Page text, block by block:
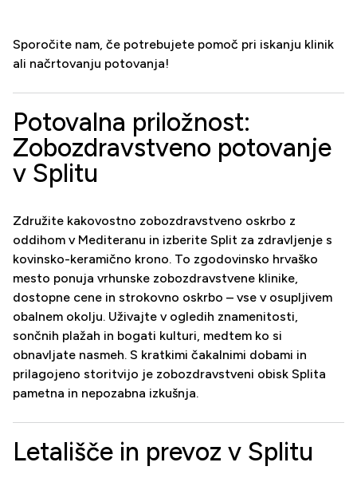
Sporočite nam, če potrebujete pomoč pri iskanju klinik
ali načrtovanju potovanja!
Potovalna priložnost:
Zobozdravstveno potovanje
v Splitu
Združite kakovostno zobozdravstveno oskrbo z
oddihom v Mediteranu in izberite Split za zdravljenje s
kovinsko-keramično krono. To zgodovinsko hrvaško
mesto ponuja vrhunske zobozdravstvene klinike,
dostopne cene in strokovno oskrbo – vse v osupljivem
obalnem okolju. Uživajte v ogledih znamenitosti,
sončnih plažah in bogati kulturi, medtem ko si
obnavljate nasmeh. S kratkimi čakalnimi dobami in
prilagojeno storitvijo je zobozdravstveni obisk Splita
pametna in nepozabna izkušnja.
Letališče in prevoz v Splitu